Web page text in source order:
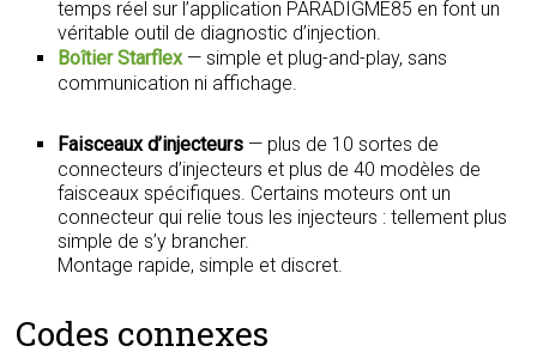
temps réel sur l’application PARADIGME85 en font un
véritable outil de diagnostic d’injection.
Boîtier Starflex— simple et plug-and-play, sans
communication ni affichage.
Faisceaux d’injecteurs — plus de 10 sortes de
connecteurs d’injecteurs et plus de 40 modèles de
faisceaux spécifiques. Certains moteurs ont un
connecteur qui relie tous les injecteurs : tellement plus
simple de s’y brancher.
Montage rapide, simple et discret.
Codes connexes